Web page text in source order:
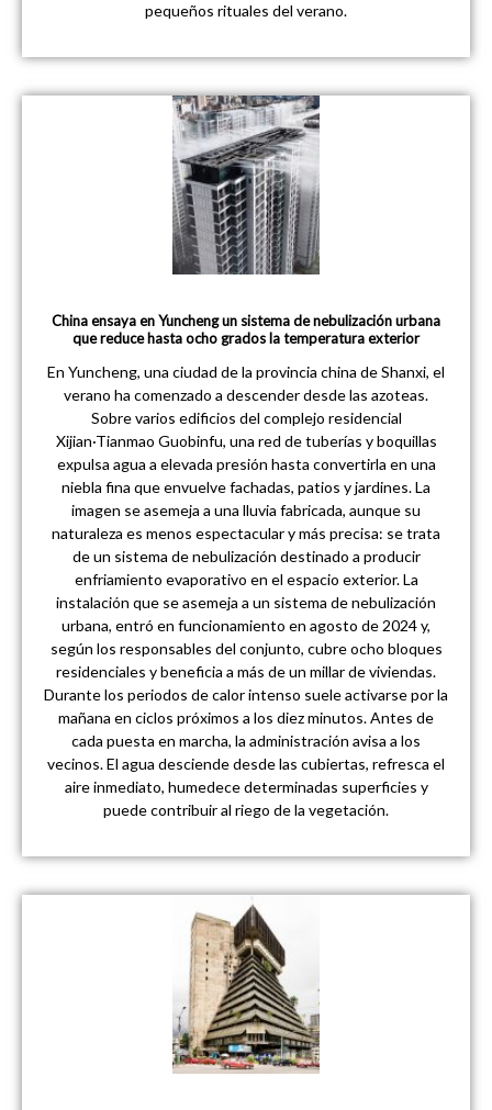
pequeños rituales del verano.
China ensaya en Yuncheng un sistema de nebulización urbana
que reduce hasta ocho grados la temperatura exterior
En Yuncheng, una ciudad de la provincia china de Shanxi, el
verano ha comenzado a descender desde las azoteas.
Sobre varios edificios del complejo residencial
Xijian·Tianmao Guobinfu, una red de tuberías y boquillas
expulsa agua a elevada presión hasta convertirla en una
niebla fina que envuelve fachadas, patios y jardines. La
imagen se asemeja a una lluvia fabricada, aunque su
naturaleza es menos espectacular y más precisa: se trata
de un sistema de nebulización destinado a producir
enfriamiento evaporativo en el espacio exterior. La
instalación que se asemeja a un sistema de nebulización
urbana, entró en funcionamiento en agosto de 2024 y,
según los responsables del conjunto, cubre ocho bloques
residenciales y beneficia a más de un millar de viviendas.
Durante los periodos de calor intenso suele activarse por la
mañana en ciclos próximos a los diez minutos. Antes de
cada puesta en marcha, la administración avisa a los
vecinos. El agua desciende desde las cubiertas, refresca el
aire inmediato, humedece determinadas superficies y
puede contribuir al riego de la vegetación.